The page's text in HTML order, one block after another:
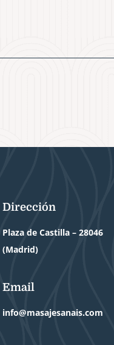
Dirección
Plaza de Castilla – 28046
(Madrid)
Email
info@masajesanais.com